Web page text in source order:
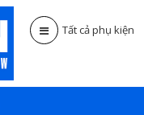
Tất cả phụ kiện